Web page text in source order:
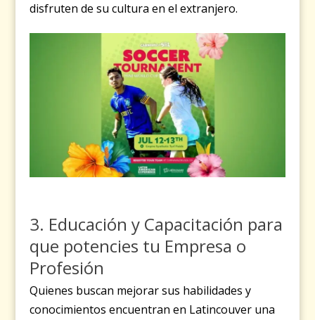
disfruten de su cultura en el extranjero.
3. Educación y Capacitación para
que potencies tu Empresa o
Profesión
Quienes buscan mejorar sus habilidades y
conocimientos encuentran en Latincouver una